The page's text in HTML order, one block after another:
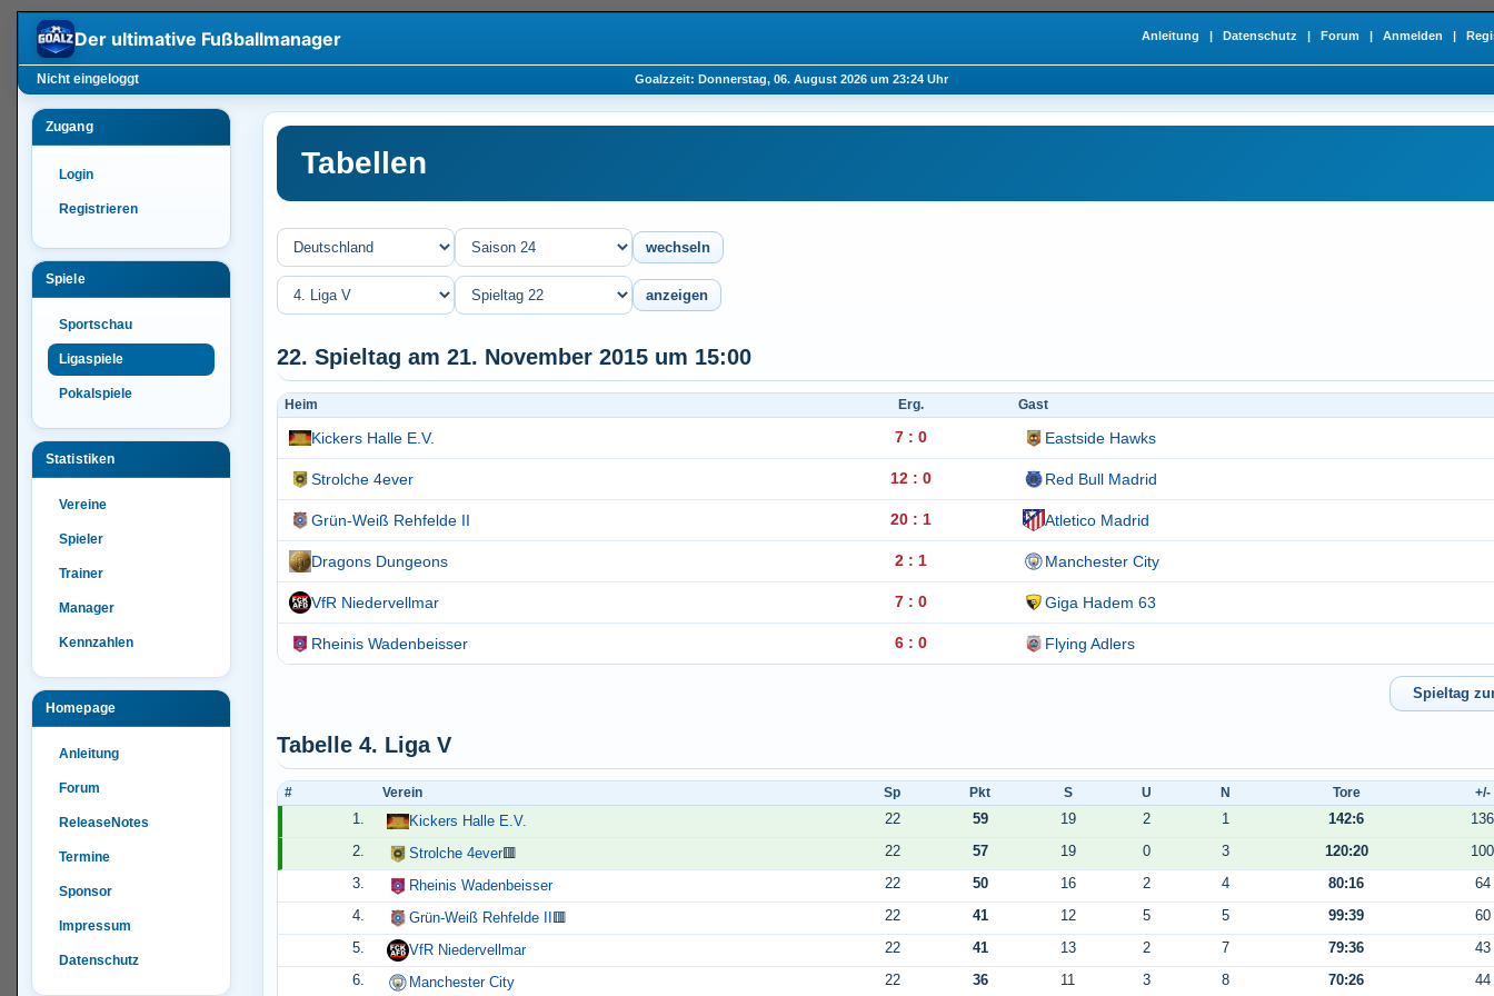
Der ultimative Fußballmanager
Nicht eingeloggt Goalzzeit: Donnerstag, 06. August 2026 um 23:24 Uhr
Anleitung | Datenschutz | Forum | Anmelden |
Zugang
Login
Registrieren
Spiele
Sportschau
Ligaspiele
Pokalspiele
Statistiken
Vereine
Spieler
Trainer
Manager
Kennzahlen
Homepage
Anleitung
Forum
ReleaseNotes
Termine
Sponsor
Impressum
Datenschutz
Tabellen
22. Spieltag am 21. November 2015 um 15:00
Heim Erg. Gast
Kickers Halle E.V. 7 : 0 Eastside Hawks
Strolche 4ever 12 : 0 Red Bull Madrid
Grün-Weiß Rehfelde II 20 : 1 Atletico Madrid
Dragons Dungeons 2 : 1 Manchester City
VfR Niedervellmar 7 : 0 Giga Hadem 63
Rheinis Wadenbeisser 6 : 0 Flying Adlers
Tabelle 4. Liga V
# Verein Sp Pkt S U N Tore +/-
1. Kickers Halle E.V. 22 59 19 2 1 142:6
136
2.
Strolche 4ever🟥 22 57 19 0 3 120:20
100
3.
Rheinis Wadenbeisser 22 50 16 2 4 80:16
64
4.
Grün-Weiß Rehfelde II 🟥 22 41 12 5 5 99:39
60
5.
VfR Niedervellmar 22 41 13 2 7 79:36
43
6.
Manchester City 22 36 11 3 8 70:26 44